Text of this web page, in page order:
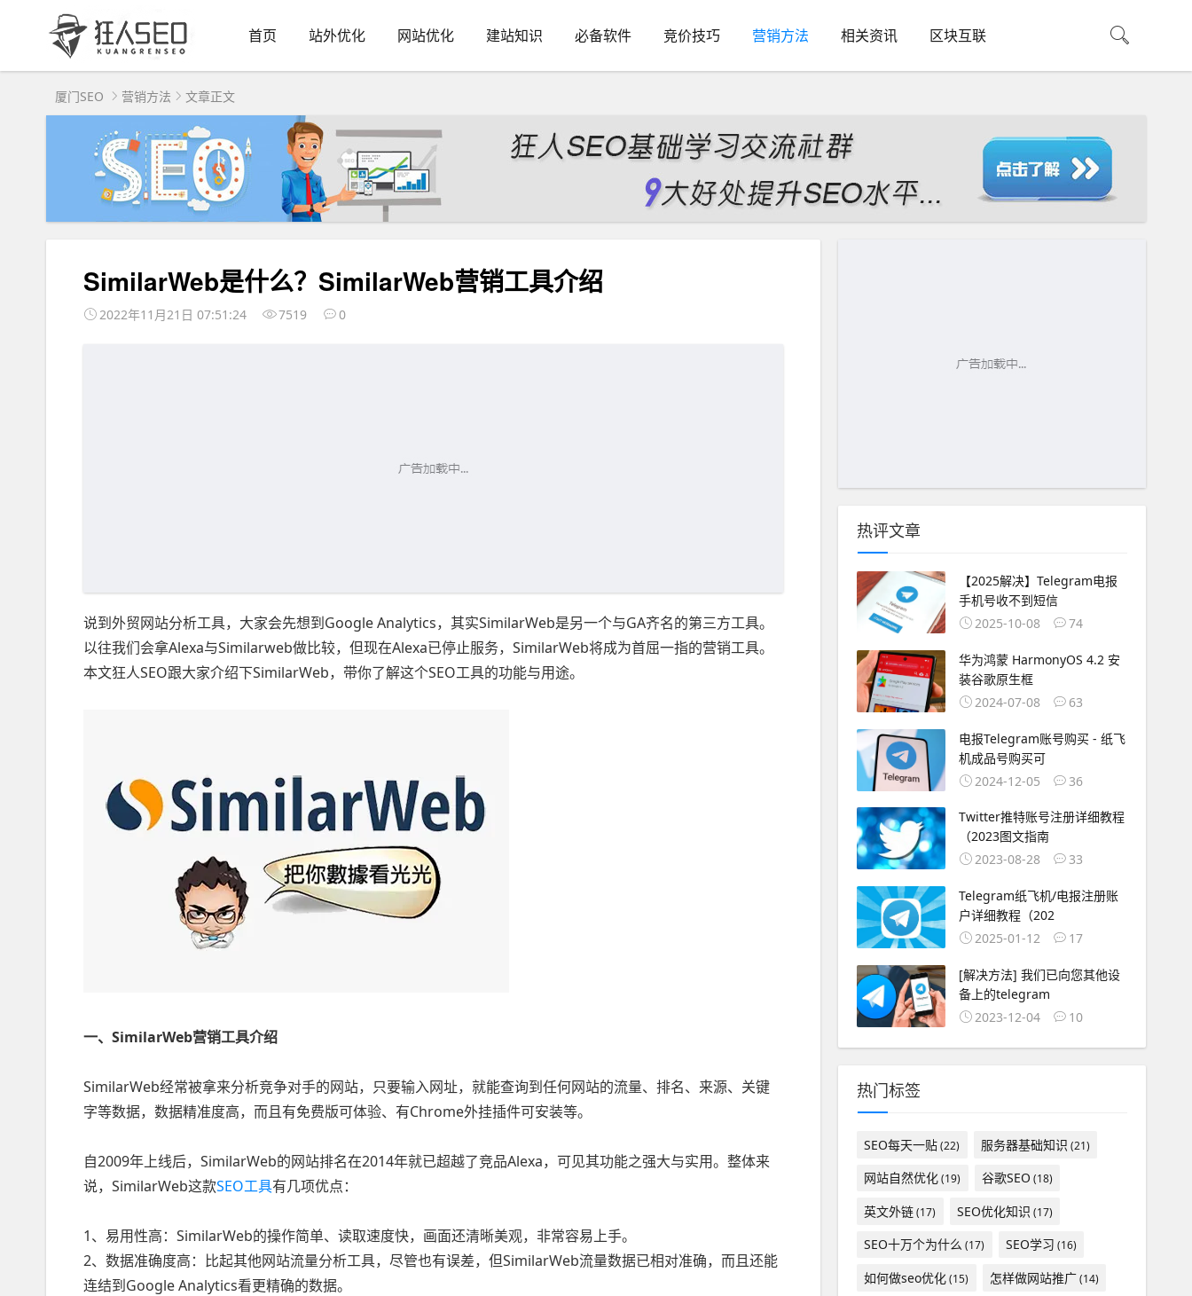
首页 站外优化 网站优化 建站知识 必备软件 竞价技巧 营销方法 相关资讯 区块互联
厦门SEO 营销方法 文章正文
SimilarWeb是什么？SimilarWeb营销工具介绍
2022年11月21日 07:51:24 7519 0
说到外贸网站分析工具，大家会先想到Google Analytics，其实SimilarWeb是另一个与GA齐名的第三方工具。
以往我们会拿Alexa与Similarweb做比较，但现在Alexa已停止服务，SimilarWeb将成为首屈一指的营销工具。
本文狂人SEO跟大家介绍下SimilarWeb，带你了解这个SEO工具的功能与用途。
一、SimilarWeb营销工具介绍
SimilarWeb经常被拿来分析竞争对手的网站，只要输入网址，就能查询到任何网站的流量、排名、来源、关键
字等数据，数据精准度高，而且有免费版可体验、有Chrome外挂插件可安装等。
自2009年上线后，SimilarWeb的网站排名在2014年就已超越了竞品Alexa，可见其功能之强大与实用。整体来
说，SimilarWeb这款SEO工具有几项优点：
1、易用性高：SimilarWeb的操作简单、读取速度快，画面还清晰美观，非常容易上手。
2、数据准确度高：比起其他网站流量分析工具，尽管也有误差，但SimilarWeb流量数据已相对准确，而且还能
连结到Google Analytics看更精确的数据。
热评文章
【2025解决】Telegram电报
手机号收不到短信
2025-10-08
74
华为鸿蒙 HarmonyOS 4.2 安
装谷歌原生框
2024-07-08
63
电报Telegram账号购买 - 纸飞
机成品号购买可
2024-12-05
36
Twitter推特账号注册详细教程
（2023图文指南
2023-08-28
33
Telegram纸飞机/电报注册账
户详细教程（202
2025-01-12
17
[解决方法] 我们已向您其他设
备上的telegram
2023-12-04
10
热门标签
SEO每天一贴(22) 服务器基础知识 (21)
网站自然优化(19) 谷歌SEO (18)
英文外链(17) SEO优化知识 (17)
SEO十万个为什么 (17) SEO学习 (16)
如何做seo优化(15) 怎样做网站推广(14)